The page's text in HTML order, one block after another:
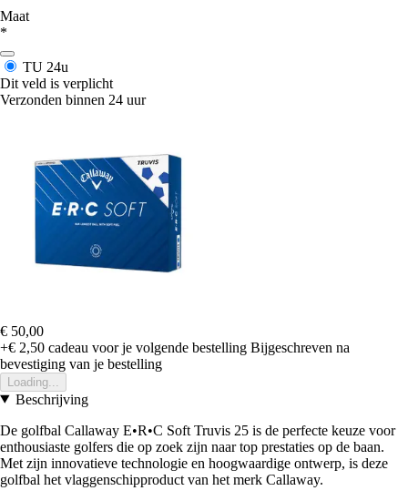
Maat
*
TU 24u
Dit veld is verplicht
Verzonden binnen 24 uur
€ 50,00
+€ 2,50 cadeau voor je volgende bestelling Bijgeschreven na
bevestiging van je bestelling
Loading...
Beschrijving
De golfbal Callaway E•R•C Soft Truvis 25 is de perfecte keuze voor
enthousiaste golfers die op zoek zijn naar top prestaties op de baan.
Met zijn innovatieve technologie en hoogwaardige ontwerp, is deze
golfbal het vlaggenschipproduct van het merk Callaway.